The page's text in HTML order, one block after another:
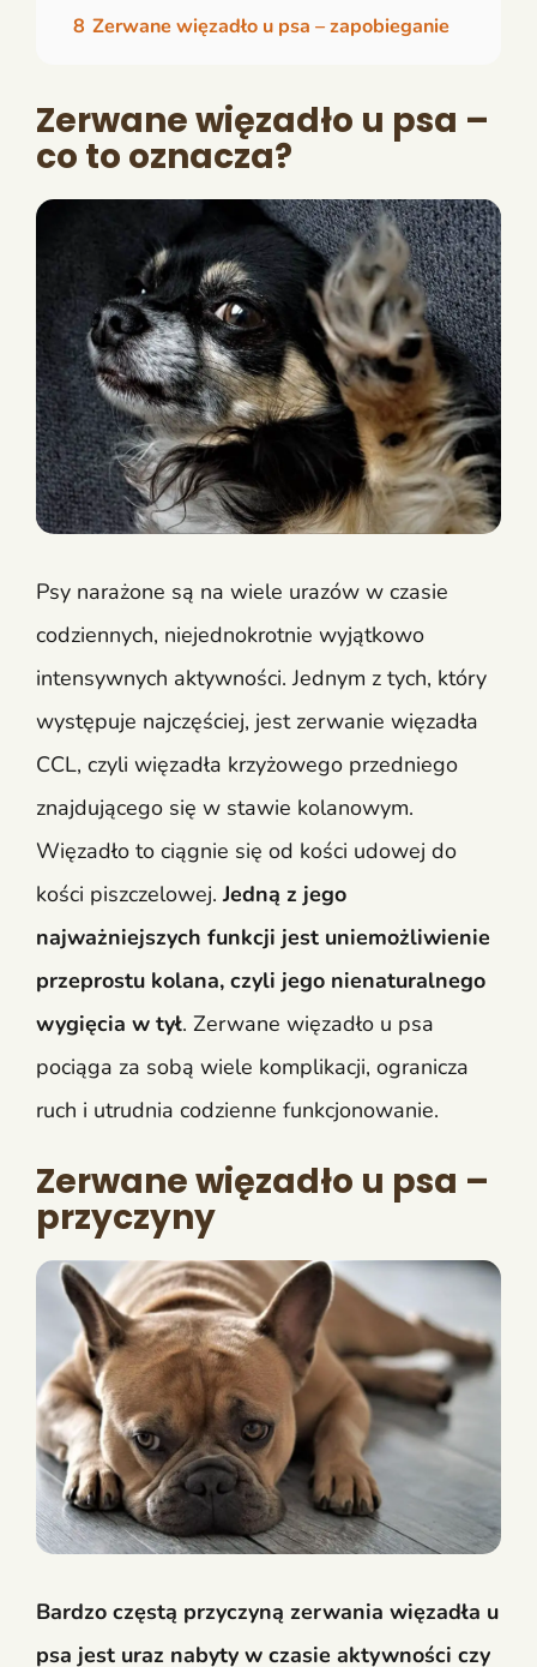
8 Zerwane więzadło u psa – zapobieganie
Zerwane więzadło u psa –
co to oznacza?
Psy narażone są na wiele urazów w czasie
codziennych, niejednokrotnie wyjątkowo
intensywnych aktywności. Jednym z tych, który
występuje najczęściej, jest zerwanie więzadła
CCL, czyli więzadła krzyżowego przedniego
znajdującego się w stawie kolanowym.
Więzadło to ciągnie się od kości udowej do
kości piszczelowej.Jedną z jego
najważniejszych funkcji jest uniemożliwienie
przeprostu kolana, czyli jego nienaturalnego
wygięcia w tył. Zerwane więzadło u psa
pociąga za sobą wiele komplikacji, ogranicza
ruch i utrudnia codzienne funkcjonowanie.
Zerwane więzadło u psa –
przyczyny
Bardzo częstą przyczyną zerwania więzadła u
psa jest uraz nabyty w czasie aktywności czy